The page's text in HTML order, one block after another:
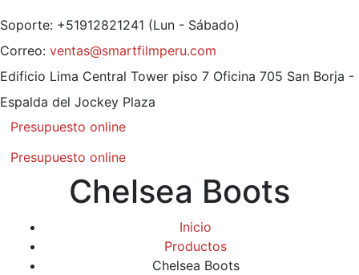
Soporte: +51912821241 (Lun - Sábado)
Correo: ventas@smartfilmperu.com
Edificio Lima Central Tower piso 7 Oficina 705 San Borja -
Espalda del Jockey Plaza
Presupuesto online
Presupuesto online
Chelsea Boots
Inicio
Productos
Chelsea Boots